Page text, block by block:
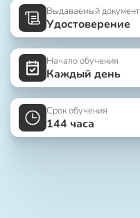
Выдаваемый документ
Удостоверение
Начало обучения
Каждый день
Срок обучения
144 часа